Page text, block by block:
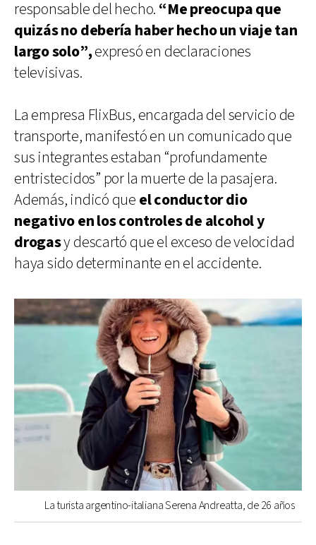
responsable del hecho. “Me preocupa que
quizás no debería haber hecho un viaje tan
largo solo”,expresó en declaraciones
televisivas.
La empresa FlixBus, encargada del servicio de
transporte, manifestó en un comunicado que
sus integrantes estaban “profundamente
entristecidos” por la muerte de la pasajera.
Además, indicó que el conductor dio
negativo en los controles de alcohol y
drogasy descartó que el exceso de velocidad
haya sido determinante en el accidente.
La turista argentino-italiana Serena Andreatta, de 26 años